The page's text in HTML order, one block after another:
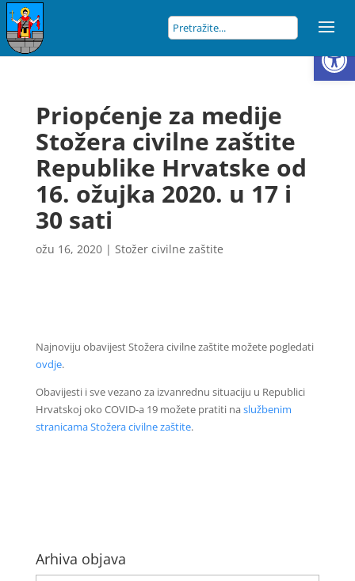
Priopćenje za medije
Stožera civilne zaštite
Republike Hrvatske od
16. ožujka 2020. u 17 i
30 sati
ožu 16, 2020| Stožer civilne zaštite
Najnoviju obavijest Stožera civilne zaštite možete pogledati
ovdje.
Obavijesti i sve vezano za izvanrednu situaciju u Republici
Hrvatskoj oko COVID-a 19 možete pratiti naslužbenim
stranicama Stožera civilne zaštite.
Arhiva objava